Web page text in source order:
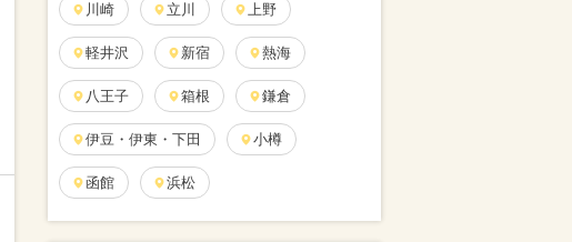
川崎 立川 上野
軽井沢 新宿 熱海
八王子 箱根 鎌倉
伊豆・伊東・下田 小樽
函館 浜松